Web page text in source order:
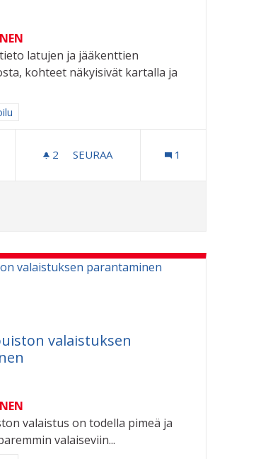
latujen ja jääkenttien
kohteet näkyisivät kartalla ja
mukaan: Liikunta ja ulkoilu
2 2 SEURAAJAA
SEURAA 1
valaistuksen
valaistus on todella pimeä ja
valaiseviin...